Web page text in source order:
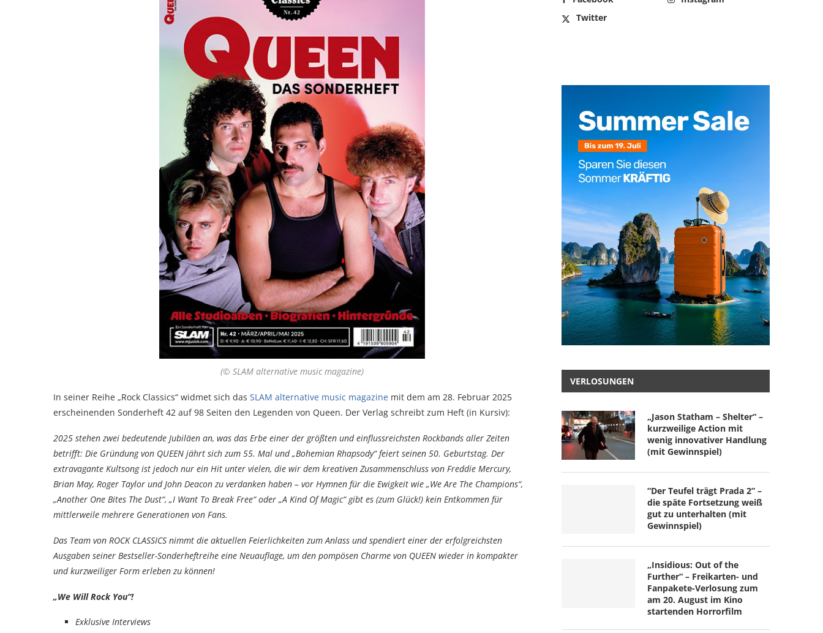
(© SLAM alternative music magazine)
In seiner Reihe „Rock Classics“ widmet sich das SLAM alternative music magazine mit dem am 28. Februar 2025
erscheinenden Sonderheft 42 auf 98 Seiten den Legenden von Queen. Der Verlag schreibt zum Heft (in Kursiv):
2025 stehen zwei bedeutende Jubiläen an, was das Erbe einer der größten und einflussreichsten Rockbands aller Zeiten
betrifft: Die Gründung von QUEEN jährt sich zum 55. Mal und „Bohemian Rhapsody“ feiert seinen 50. Geburtstag. Der
extravagante Kultsong ist jedoch nur ein Hit unter vielen, die wir dem kreativen Zusammenschluss von Freddie Mercury,
Brian May, Roger Taylor und John Deacon zu verdanken haben – vor Hymnen für die Ewigkeit wie „We Are The Champions“,
„Another One Bites The Dust“, „I Want To Break Free“ oder „A Kind Of Magic“ gibt es (zum Glück!) kein Entkommen für
mittlerweile mehrere Generationen von Fans.
Das Team von ROCK CLASSICS nimmt die aktuellen Feierlichkeiten zum Anlass und spendiert einer der erfolgreichsten
Ausgaben seiner Bestseller-Sonderheftreihe eine Neuauflage, um den pompösen Charme von QUEEN wieder in kompakter
und kurzweiliger Form erleben zu können!
„We Will Rock You“!
Exklusive Interviews
Twitter
VERLOSUNGEN
„Jason Statham – Shelter“ –
kurzweilige Action mit
wenig innovativer Handlung
(mit Gewinnspiel)
“Der Teufel trägt Prada 2” –
die späte Fortsetzung weiß
gut zu unterhalten (mit
Gewinnspiel)
„Insidious: Out of the
Further“ – Freikarten- und
Fanpakete-Verlosung zum
am 20. August im Kino
startenden Horrorfilm